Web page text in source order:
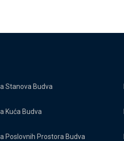
Stanova Budva
Kuća Budva
Poslovnih Prostora Budva